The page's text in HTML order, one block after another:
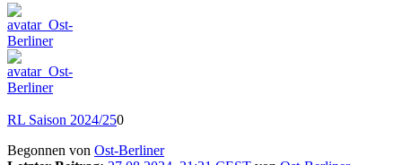
RL Saison 2024/250
Begonnen von Ost-Berliner